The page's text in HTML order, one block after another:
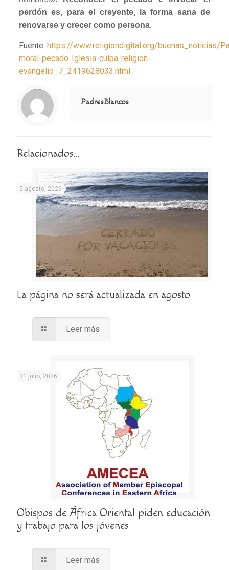
perdón es, para el creyente, la forma sana de
renovarse y crecer como persona.
Fuente: https://www.religiondigital.org/buenas_noticias/
moral-pecado-Iglesia-culpa-religion-
evangelio_7_2419628033.html
Notice
: Trying to access array offset on value of type null in
/home/misioner/public_html/padresblancos/themes/betheme/includes/content-single.php
on line
286
PadresBlancos
Relacionados...
5 agosto, 2026
La página no será actualizada en agosto
Leer más
31 julio, 2026
Obispos de África Oriental piden educación
y trabajo para los jóvenes
Leer más